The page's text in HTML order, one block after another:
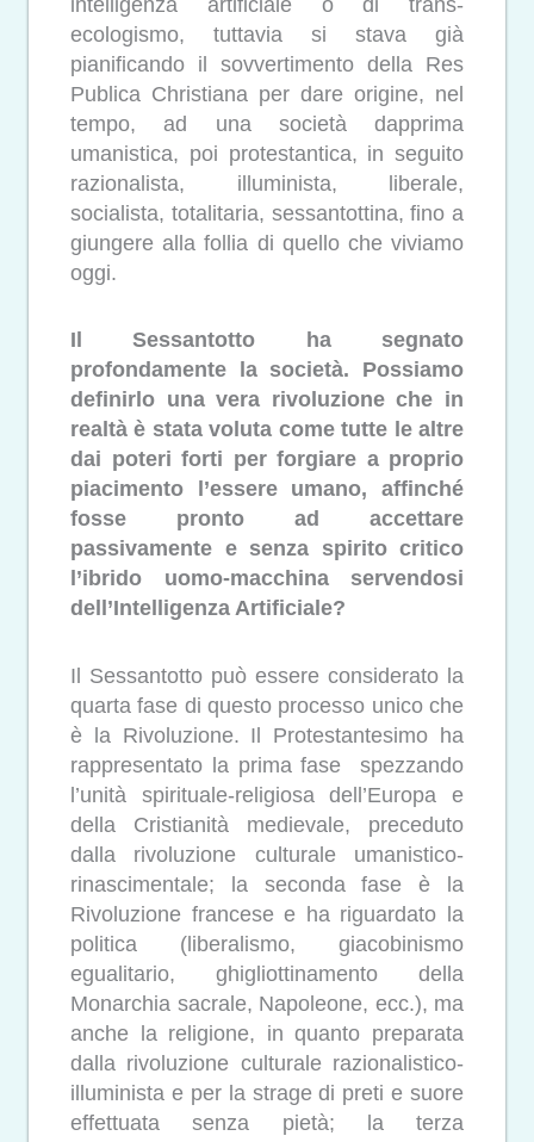
ecologismo, tuttavia si stava già
pianificando il sovvertimento della Res
Publica Christiana per dare origine, nel
tempo, ad una società dapprima
umanistica, poi protestantica, in seguito
razionalista, illuminista, liberale,
socialista, totalitaria, sessantottina, fino a
giungere alla follia di quello che viviamo
oggi.
Il Sessantotto ha segnato
profondamente la società. Possiamo
definirlo una vera rivoluzione che in
realtà è stata voluta come tutte le altre
dai poteri forti per forgiare a proprio
piacimento l’essere umano, affinché
fosse pronto ad accettare
passivamente e senza spirito critico
l’ibrido uomo-macchina servendosi
dell’Intelligenza Artificiale?
Il Sessantotto può essere considerato la
quarta fase di questo processo unico che
è la Rivoluzione. Il Protestantesimo ha
rappresentato la prima fase spezzando
l’unità spirituale-religiosa dell’Europa e
della Cristianità medievale, preceduto
dalla rivoluzione culturale umanistico-
rinascimentale; la seconda fase è la
Rivoluzione francese e ha riguardato la
politica (liberalismo, giacobinismo
egualitario, ghigliottinamento della
Monarchia sacrale, Napoleone, ecc.), ma
anche la religione, in quanto preparata
dalla rivoluzione culturale razionalistico-
illuminista e per la strage di preti e suore
effettuata senza pietà; la terza